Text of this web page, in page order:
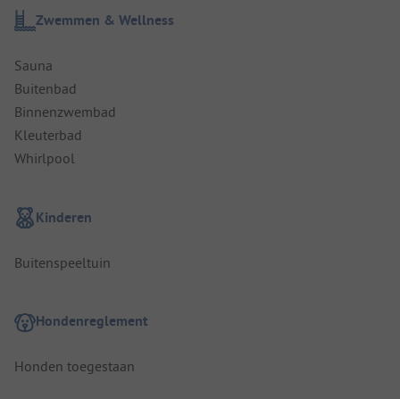
Zwemmen & Wellness
Sauna
Buitenbad
Binnenzwembad
Kleuterbad
Whirlpool
Kinderen
Buitenspeeltuin
Hondenreglement
Honden toegestaan